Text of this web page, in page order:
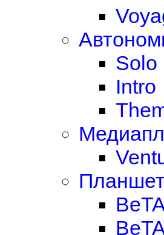
Solo
Intro